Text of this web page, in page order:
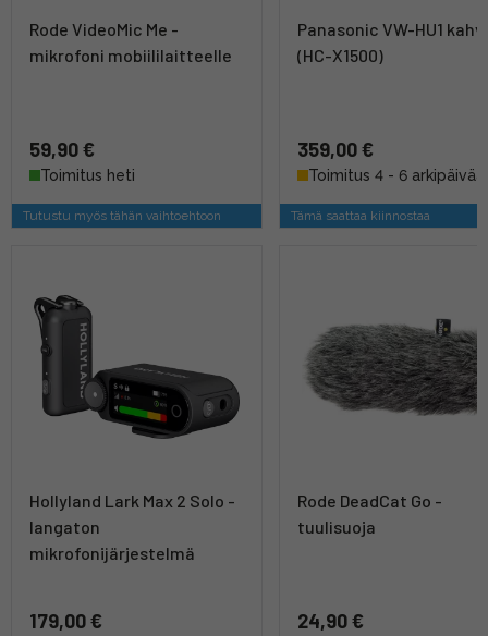
Rode VideoMic Me -
mikrofoni mobiililaitteelle
59,90 €
Toimitus heti
Tutustu myös tähän vaihtoehtoon
Panasonic VW-HU1
(HC-X1500)
359,00 €
Toimitus 4 - 6 arkipäivää
Tämä saattaa kiinnostaa
Hollyland Lark Max 2 Solo -
langaton
mikrofonijärjestelmä
179,00 €
Rode DeadCat Go -
tuulisuoja
24,90 €